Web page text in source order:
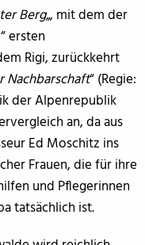
Berg„, mit dem der
ersten
Rigi, zurückkehrt
Nachbarschaft“ (Regie:
der Alpenrepublik
an, da aus
Ed Moschitz ins
Frauen, die für ihre
und Pflegerinnen
tatsächlich ist.